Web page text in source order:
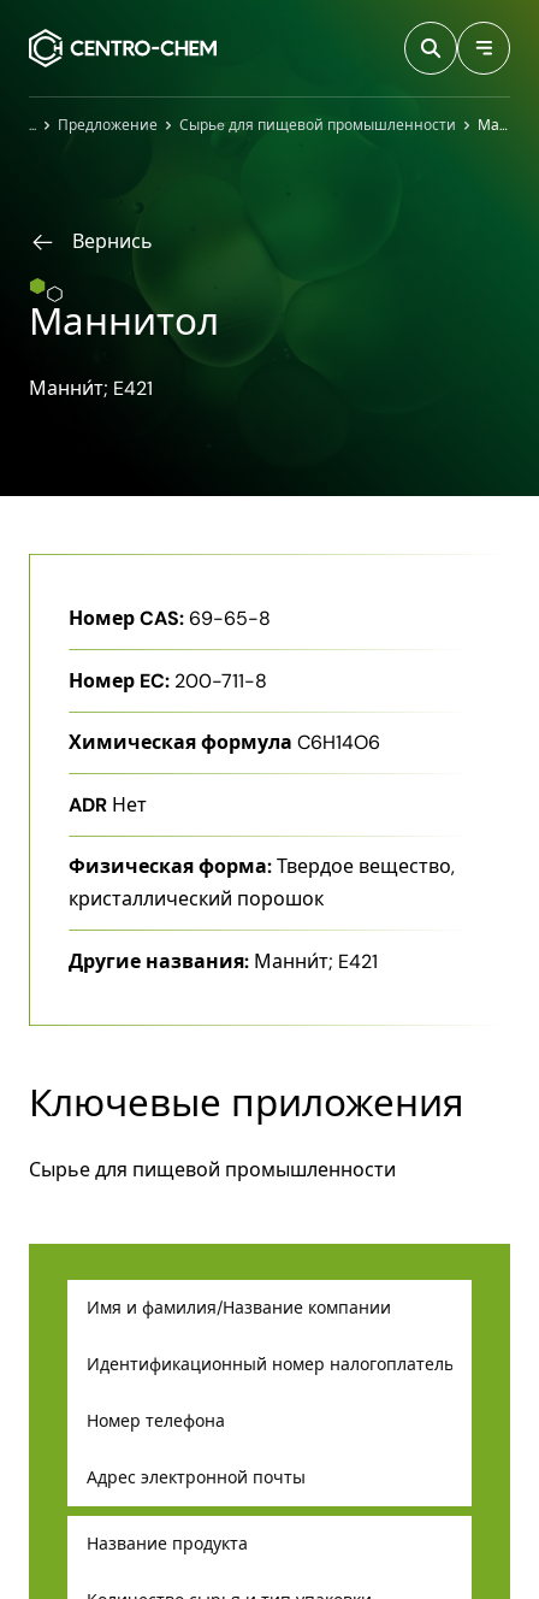
ГлавнаяПредложение Сырьe для пищевой промышленности Маннитол
Вернись
Маннитол
Манни́т; E421
Номер CAS:69-65-8
Номер EC: 200-711-8
Химическая формула C6H14O6
ADR Нет
Физическая форма:Твердое вещество,
кристаллический порошок
Другие названия: Манни́т; E421
Ключевые приложения
Сырье для пищевой промышленности